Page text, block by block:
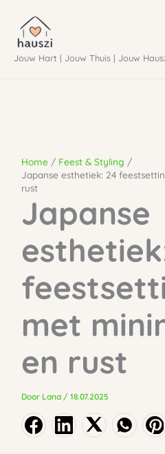
naar
deJouw Hart | Jouw Thuis | Jouw
Home
Feest & Styling
Japanse esthetiek: 24
rust
Japanse
met
en rust
Door Lana / 18.07.2025